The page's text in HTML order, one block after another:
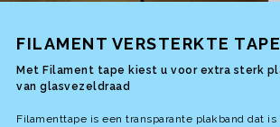
FILAMENT VERSTERKTE TAPE
Met Filament tape kiest u voor extra sterk
van glasvezeldraad
Filamenttape is een transparante plakband dat